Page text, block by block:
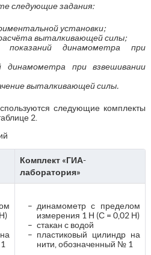
следующие задания:
установки;
выталкивающей силы;
показаний динамометра при
динамометра при взвешивании
выталкивающей силы.
следующие комплекты
2.
Комплект «ГИА-
лаборатория»
динамометр с пределом
измерения 1 Н (С = 0,02 Н)
стакан с водой
пластиковый цилиндр на
нити, обозначенный № 1